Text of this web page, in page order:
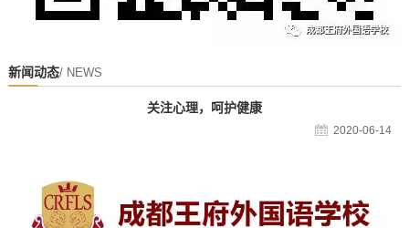
新闻动态/ NEWS
关注心理，呵护健康
2020-06-14